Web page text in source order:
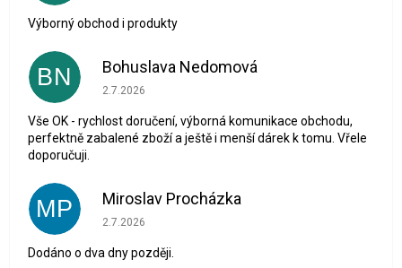
Výborný obchod i produkty
BN Bohuslava Nedomová
Hodnocení obchodu je 5 z 5 hvězdiček.
2.7.2026
Vše OK - rychlost doručení, výborná komunikace obchodu,
perfektně zabalené zboží a ještě i menší dárek k tomu. Vřele
doporučuji.
MP Miroslav Procházka
Hodnocení obchodu je 1 z 5 hvězdiček.
2.7.2026
Dodáno o dva dny později.